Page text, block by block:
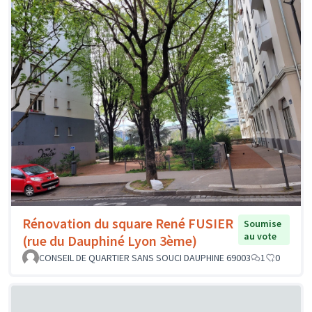
Rénovation du square René FUSIER
(rue du Dauphiné Lyon 3ème)
Soumise
au vote
CONSEIL DE QUARTIER SANS SOUCI DAUPHINE 69003
1 0